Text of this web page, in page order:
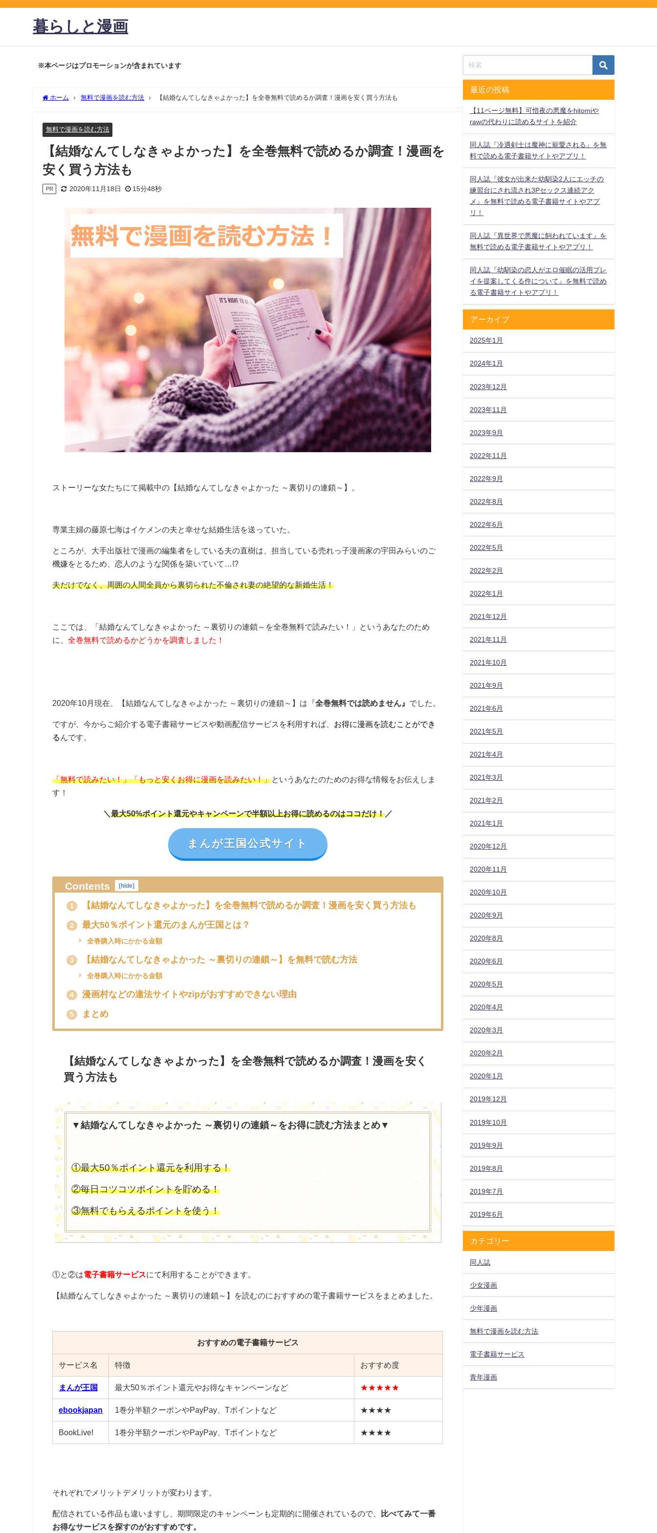
暮らしと漫画
※本ページはプロモーションが含まれています
ホーム 無料で漫画を読む方法 【結婚なんてしなきゃよかった】を全巻無料で読めるか調査！漫画を安く買う方法も
無料で漫画を読む方法
【結婚なんてしなきゃよかった】を全巻無料で読めるか調査！漫画を
安く買う方法も
PR 2020年11月18日 15分48秒
ストーリーな女たちにて掲載中の【結婚なんてしなきゃよかった ～裏切りの連鎖～】。
専業主婦の藤原七海はイケメンの夫と幸せな結婚生活を送っていた。
ところが、大手出版社で漫画の編集者をしている夫の直樹は、担当している売れっ子漫画家の宇田みらいのご
機嫌をとるため、恋人のような関係を築いていて…!?
夫だけでなく、周囲の人間全員から裏切られた不倫され妻の絶望的な新婚生活！
ここでは、「結婚なんてしなきゃよかった ～裏切りの連鎖～を全巻無料で読みたい！」というあなたのため
に、全巻無料で読めるかどうかを調査しました！
2020年10月現在、【結婚なんてしなきゃよかった ～裏切りの連鎖～】は『全巻無料では読めません』 でした。
ですが、今からご紹介する電子書籍サービスや動画配信サービスを利用すれば、 お得に漫画を読むことができ
る んです。
「無料で読みたい！」「もっと安くお得に漫画を読みたい！」というあなたのためのお得な情報をお伝えしま
す！
＼ 最大50%ポイント還元やキャンペーンで半額以上お得に読めるのはココだけ！／
まんが王国公式サイト
Contents [hide]
1 【結婚なんてしなきゃよかった】を全巻無料で読めるか調査！漫画を安く買う方法も
2 最大50％ポイント還元のまんが王国とは？
全巻購入時にかかる金額
3 【結婚なんてしなきゃよかった ～裏切りの連鎖～】を無料で読む方法
全巻購入時にかかる金額
4 漫画村などの違法サイトやzipがおすすめできない理由
5 まとめ
【結婚なんてしなきゃよかった】を全巻無料で読めるか調査！漫画を安く
買う方法も
▼結婚なんてしなきゃよかった ～裏切りの連鎖～をお得に読む方法まとめ▼
①最大50％ポイント還元を利用する！
②毎日コツコツポイントを貯める！
③無料でもらえるポイントを使う！
①と②は電子書籍サービスにて利用することができます。
【結婚なんてしなきゃよかった ～裏切りの連鎖～】を読むのにおすすめの電子書籍サービスをまとめました。
おすすめの電子書籍サービス
サービス名 特徴 おすすめ度
まんが王国 最大50％ポイント還元やお得なキャンペーンなど ★★★★★
ebookjapan 1巻分半額クーポンやPayPay、Tポイントなど ★★★★
BookLive! 1巻分半額クーポンやPayPay、Tポイントなど ★★★★
それぞれでメリットデメリットが変わります。
配信されている作品も違いますし、期間限定のキャンペーンも定期的に開催されているので、
比べてみて一番
お得なサービスを探すのがおすすめです。
最近の投稿
【11ページ無料】可惜夜の悪魔をhitomiや
rawの代わりに読めるサイトを紹介
同人誌『冷遇剣士は魔神に寵愛される』を無
料で読める電子書籍サイトやアプリ！
同人誌『彼女が出来た幼馴染2人にエッチの
練習台にされ流され3Pセックス連続アク
メ』を無料で読める電子書籍サイトやアプ
リ！
同人誌『異世界で悪魔に飼われています』を
無料で読める電子書籍サイトやアプリ！
同人誌『幼馴染の恋人がエロ催眠の活用プレ
イを提案してくる件について』を無料で読め
る電子書籍サイトやアプリ！
アーカイブ
2025年1月
2024年1月
2023年12月
2023年11月
2023年9月
2022年11月
2022年9月
2022年8月
2022年6月
2022年5月
2022年2月
2022年1月
2021年12月
2021年11月
2021年10月
2021年9月
2021年6月
2021年5月
2021年4月
2021年3月
2021年2月
2021年1月
2020年12月
2020年11月
2020年10月
2020年9月
2020年8月
2020年6月
2020年5月
2020年4月
2020年3月
2020年2月
2020年1月
2019年12月
2019年10月
2019年9月
2019年8月
2019年7月
2019年6月
カテゴリー
同人誌
少女漫画
少年漫画
無料で漫画を読む方法
電子書籍サービス
青年漫画